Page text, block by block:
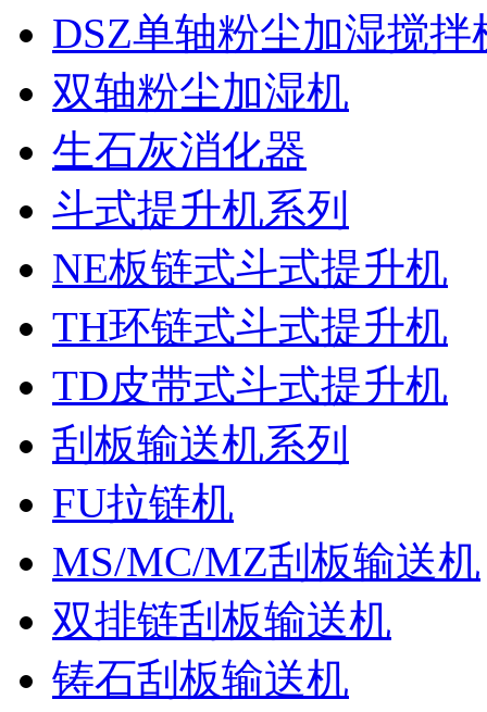
DSZ单轴粉尘加湿搅拌
双轴粉尘加湿机
生石灰消化器
斗式提升机系列
NE板链式斗式提升机
TH环链式斗式提升机
TD皮带式斗式提升机
刮板输送机系列
FU拉链机
MS/MC/MZ刮板输送机
双排链刮板输送机
铸石刮板输送机